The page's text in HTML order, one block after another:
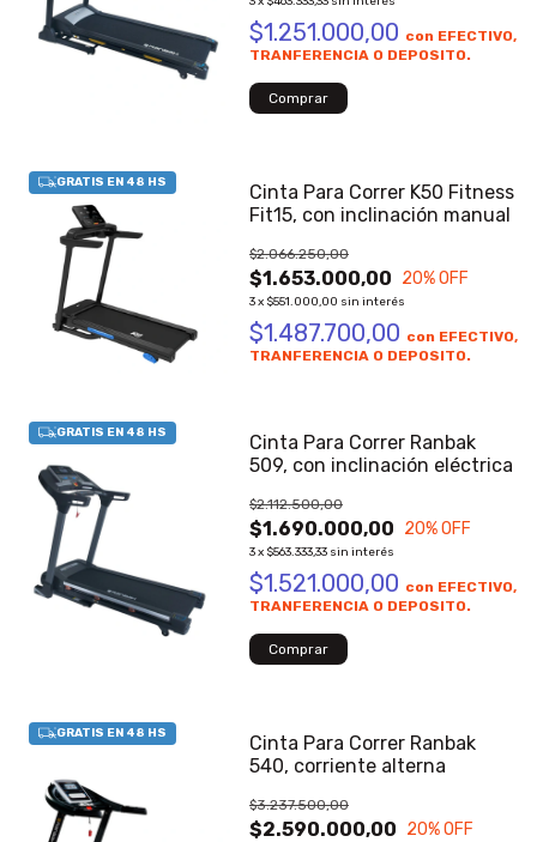
$1.251.000,00 con EFECTIVO,
TRANFERENCIA O DEPOSITO.
Cinta Para Correr K50 Fitness
Fit15, con inclinación manual
$1.653.000,00
$2.066.250,00
20% OFF
3x $551.000,00 sin interés
$1.487.700,00 con EFECTIVO,
TRANFERENCIA O DEPOSITO.
Cinta Para Correr Ranbak
509, con inclinación eléctrica
$1.690.000,00
$2.112.500,00
20% OFF
3x $563.333,33 sin interés
$1.521.000,00 con EFECTIVO,
TRANFERENCIA O DEPOSITO.
Cinta Para Correr Ranbak
540, corriente alterna
$2.590.000,00
$3.237.500,00
20% OFF